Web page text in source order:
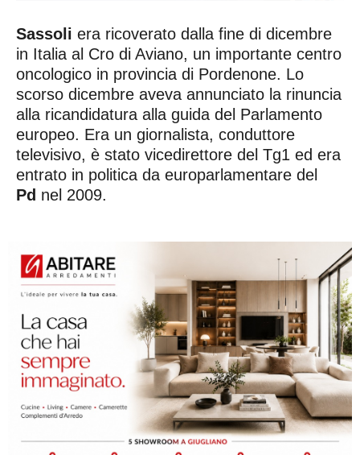
Sassoli era ricoverato dalla fine di dicembre
in Italia al Cro di Aviano, un importante centro
oncologico in provincia di Pordenone. Lo
scorso dicembre aveva annunciato la rinuncia
alla ricandidatura alla guida del Parlamento
europeo. Era un giornalista, conduttore
televisivo, è stato vicedirettore del Tg1 ed era
entrato in politica da europarlamentare del
Pd nel 2009.